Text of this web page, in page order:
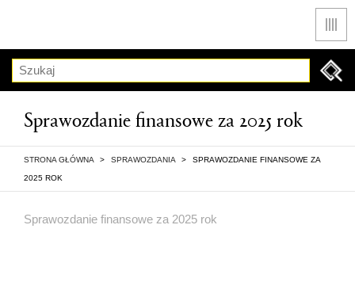
Szukaj
Sprawozdanie finansowe za 2025 rok
STRONA GŁÓWNA > SPRAWOZDANIA > SPRAWOZDANIE FINANSOWE ZA
2025 ROK
Sprawozdanie finansowe za 2025 rok